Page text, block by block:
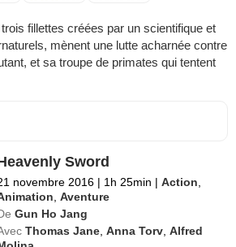
fillettes créées par un scientifique et
mènent une lutte acharnée contre
et sa troupe de primates qui tentent
Sword
novembre 2016 | 1h 25min | Action
,Aventure
Gun Ho Jang
Thomas Jane ,Anna Torv ,Alfred